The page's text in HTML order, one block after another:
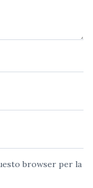
browser per la